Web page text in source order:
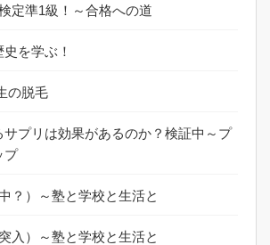
定準1級！～合格への道
を学ぶ！
の脱毛
サプリは効果があるのか？検証中～プ
プ
？）～塾と学校と生活と
入）～塾と学校と生活と